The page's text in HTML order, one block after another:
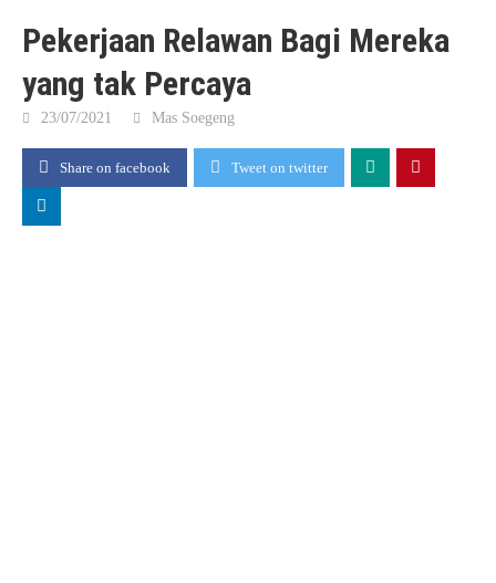
Pekerjaan Relawan Bagi Mereka
yang tak Percaya
23/07/2021 Mas Soegeng
Share on facebook Tweet on twitter